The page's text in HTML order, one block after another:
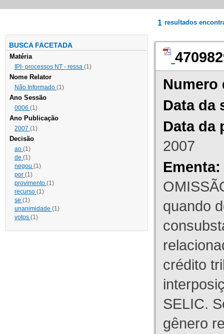
BUSCA FACETADA
Matéria
IPI- processos NT - ressa (1)
Nome Relator
Não Informado (1)
Ano Sessão
0006 (1)
Ano Publicação
2007 (1)
Decisão
ao (1)
de (1)
negou (1)
por (1)
provimento (1)
recurso (1)
se (1)
unanimidade (1)
votos (1)
1 resultados
Numero
Data da
Data da
2007
Ementa:
quando
crédito
SELIC.
gênero